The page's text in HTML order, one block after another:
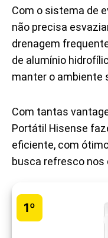
Com o sistema de
não precisa
drenagem
de alumínio
manter o ambiente
Com tantas
Portátil Hisense
eficiente, com
busca refresco nos
1º